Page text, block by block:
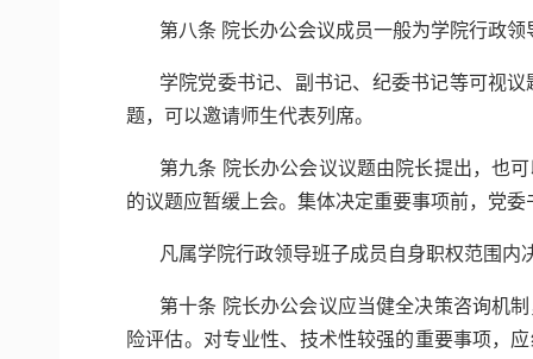
第八条 院长办公会议成员一般为学院行政
学院党委书记、副书记、纪委书记等可视
题，可以邀请师生代表列席。
第九条 院长办公会议议题由院长提出，也
的议题应暂缓上会。集体决定重要事项前，党
凡属学院行政领导班子成员自身职权范围
第十条 院长办公会议应当健全决策咨询机
险评估。对专业性、技术性较强的重要事项，